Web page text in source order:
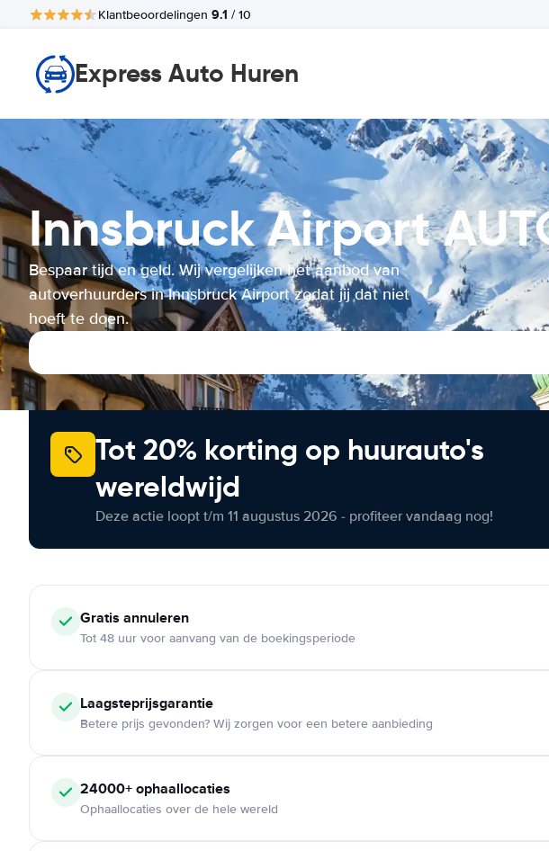
Klantbeoordelingen 9.1 / 10
Express Auto Huren
Innsbruck Airport
Bespaar tijd en geld. Wij vergelijken het aanbod van
autoverhuurders in Innsbruck Airport zodat jij dat niet
hoeft te doen.
Tot 20% korting op huurauto's
wereldwijd
Deze actie loopt t/m 11 augustus 2026 - profiteer vandaag nog!
Gratis annuleren
Tot 48 uur voor aanvang van de boekingsperiode
Laagsteprijsgarantie
Betere prijs gevonden? Wij zorgen voor een betere aanbieding
24000+ ophaallocaties
Ophaallocaties over de hele wereld